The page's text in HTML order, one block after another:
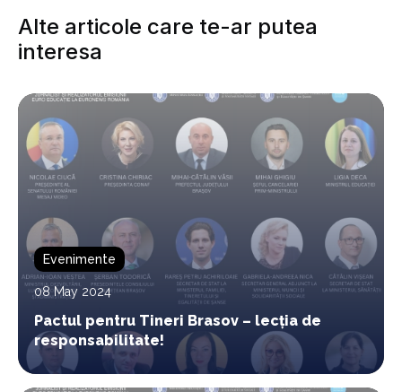
Alte articole care te-ar putea
interesa
Evenimente
08 May 2024
Pactul pentru Tineri Brasov – lecția de
responsabilitate!